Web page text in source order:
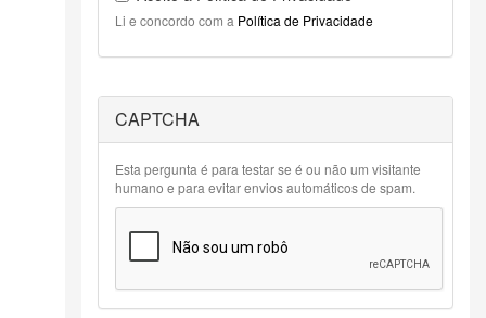
Li e concordo com a Política de Privacidade
CAPTCHA
Esta pergunta é para testar se é ou não um visitante
humano e para evitar envios automáticos de spam.